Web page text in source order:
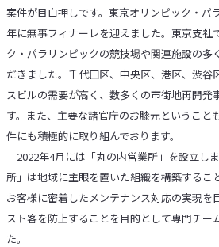
案件が目白押しです。東京オリンピック・パ
年に無事フィナーレを迎えました。東京支社
ク・パラリンピックの競技場や関連施設の多
だきました。千代田区、中央区、港区、渋谷
スビルの需要が高く、数多くの市街地再開発
す。また、主要な諸官庁のお膝元ということ
件にも積極的に取り組んでおります。
2022年4月には「丸の内営業所」を設立し
所」は地域に主眼を置いた組織を構築するこ
お客様に密着したメンテナンス対応の実現を
スト客を防止することを目的として専門チー
た。